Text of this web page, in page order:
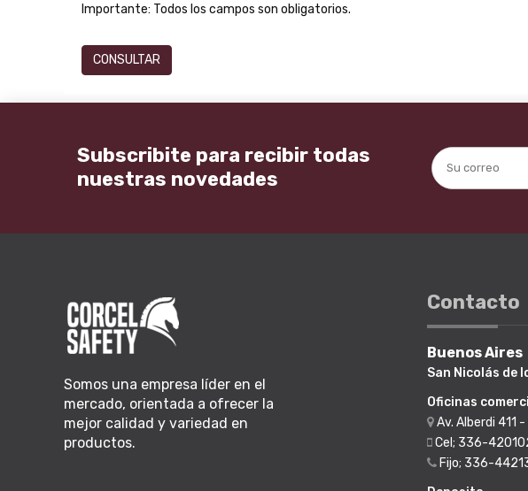
Importante: Todos los campos son obligatorios.
Subscribite para recibir todas
nuestras novedades
Somos una empresa líder en el
mercado, orientada a ofrecer la
mejor calidad y variedad en
productos.
Contacto
Buenos Aires
San Nicolás de
Oficinas
Av. Alberdi 411
Cel; 336-
Fijo; 336-